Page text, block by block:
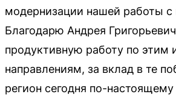
модернизации нашей работы с
Благодарю Андрея
продуктивную работу по этим
направлениям, за вклад в те
регион сегодня по-настоящему